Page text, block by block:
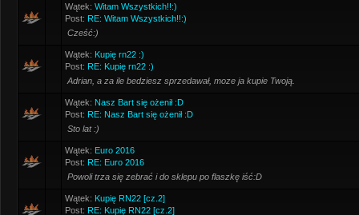
Wątek: Witam Wszystkich!!:)
Post: RE: Witam Wszystkich!!:)
Cześć:)
Wątek: Kupię rn22 :)
Post: RE: Kupię rn22 :)
Adrian, a za ile bedziesz sprzedawał, moze ja kupie Twoją.
Wątek: Nasz Bart się ożenił :D
Post: RE: Nasz Bart się ożenił :D
Sto lat :)
Wątek: Euro 2016
Post: RE: Euro 2016
Powoli trza się zebrać i do sklepu po flaszkę iść:D
Wątek: Kupię RN22 [cz.2]
Post: RE: Kupię RN22 [cz.2]